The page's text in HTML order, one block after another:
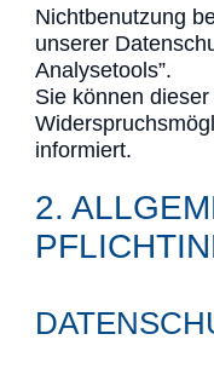
Nichtbenutzung
unserer
Analysetools”.
Sie können
informiert.
2.